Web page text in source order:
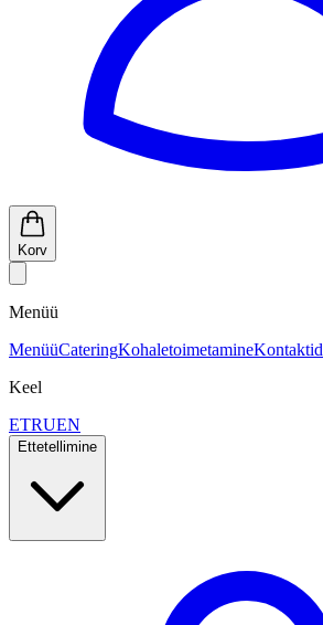
Korv
Menüü
MenüüCateringKohaletoimetamineKontaktid
Keel
ETRUEN
Ettetellimine